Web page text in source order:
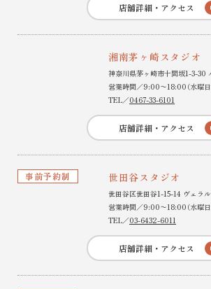
店舗詳細・アクセス
湘南茅ヶ崎スタジオ
神奈川県茅ヶ崎市十間坂1-3-30
営業時間／9:00〜18:00（水曜日
TEL／0467-33-6101
店舗詳細・アクセス
事前予約制 世田谷スタジオ
世田谷区世田谷1-15-14 ヴェラ
営業時間／9:00〜18:00（水曜日
TEL／03-6432-6011
店舗詳細・アクセス